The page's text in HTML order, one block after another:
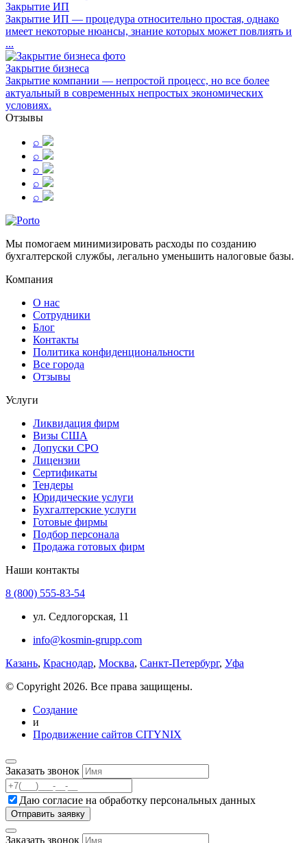
Закрытие ИП
Закрытие ИП — процедура относительно простая, однако
имеет некоторые нюансы, знание которых может повлиять и
...
Закрытие бизнеса
Закрытие компании — непростой процесс, но все более
актуальный в современных непростых экономических
условиях.
Отзывы
⌕
⌕
⌕
⌕
⌕
Мы помогаем минимизировать расходы по созданию
бухгалтерской службы, легально уменьшить налоговые базы.
Компания
О нас
Сотрудники
Блог
Контакты
Политика конфиденциональности
Все города
Отзывы
Услуги
Ликвидация фирм
Визы США
Допуски СРО
Лицензии
Сертификаты
Тендеры
Юридические услуги
Бухгалтерские услуги
Готовые фирмы
Подбор персонала
Продажа готовых фирм
Наши контакты
8 (800) 555-83-54
ул. Седлогорская, 11
info@kosmin-grupp.com
Казань, Краснодар, Москва, Санкт-Петербург, Уфа
© Copyright 2026. Все права защищены.
Создание
и
Продвижение сайтов CITYNIX
Заказать звонок
Даю согласие на обработку персональных данных
Заказать звонок